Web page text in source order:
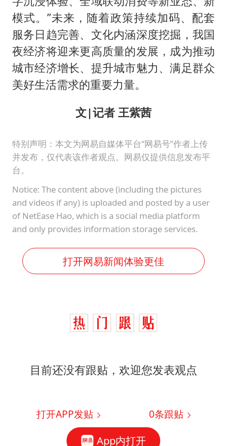
模式。”未来，随着政策持续加码、配套
服务日趋完善、文化内涵深度挖掘，我国
夜经济将迎来更高质量的发展，成为推动
城市经济增长、提升城市魅力、满足群众
美好生活需求的重要力量。
文|记者 王紫茜
特别声明：本文为网易自媒体平台“网易号”作者上传
并发布，仅代表该作者观点。网易仅提供信息发布平
台。
Notice: The content above (including the pictures
and videos if any) is uploaded and posted by a user
of NetEase Hao, which is a social media platform
and only provides information storage services.
打开网易新闻体验更佳
目前还没有跟贴，欢迎您发表观点
打开APP发贴 0条跟贴
App内打开